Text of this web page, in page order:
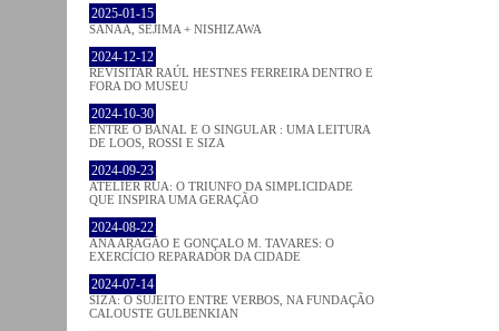
2025-01-15
SANAA, SEJIMA + NISHIZAWA
2024-12-12
REVISITAR RAÚL HESTNES FERREIRA DENTRO E
FORA DO MUSEU
2024-10-30
ENTRE O BANAL E O SINGULAR : UMA LEITURA
DE LOOS, ROSSI E SIZA
2024-09-23
ATELIER RUA: O TRIUNFO DA SIMPLICIDADE
QUE INSPIRA UMA GERAÇÃO
2024-08-22
ANA ARAGÃO E GONÇALO M. TAVARES: O
EXERCÍCIO REPARADOR DA CIDADE
2024-07-14
SIZA: O SUJEITO ENTRE VERBOS, NA FUNDAÇÃO
CALOUSTE GULBENKIAN